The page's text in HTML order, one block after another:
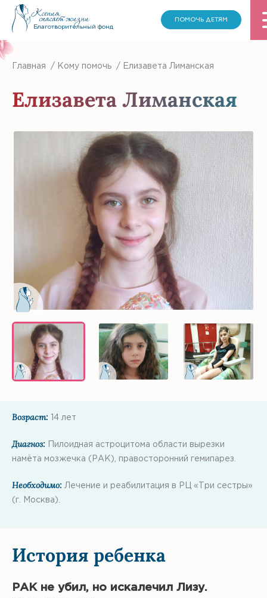
Благотворительный фонд
ПОМОЧЬ ДЕТЯМ
Главная / Кому помочь / Елизавета Лиманская
Елизавета Лиманская
Возраст: 14 лет
Диагноз: Пилоидная астроцитома области вырезки
намёта мозжечка (РАК), правосторонний гемипарез.
Необходимо: Лечение и реабилитация в РЦ «Три сестры»
(г. Москва).
История ребенка
РАК не убил, но искалечил Лизу.